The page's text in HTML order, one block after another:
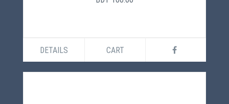
DETAILS CART